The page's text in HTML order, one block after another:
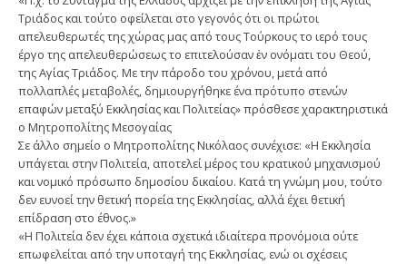
Τριάδος και τούτο οφείλεται στο γεγονός ότι οι πρώτοι
απελευθερωτές της χώρας μας από τους Τούρκους το ιερό τους
έργο της απελευθερώσεως το επιτελούσαν ἐν ονόματι του Θεού,
της Αγίας Τριάδος. Με την πάροδο του χρόνου, μετά από
πολλαπλές μεταβολές, δημιουργήθηκε ένα πρότυπο στενών
επαφών μεταξύ Εκκλησίας και Πολιτείας» πρόσθεσε χαρακτηριστικά
ο Μητροπολίτης Μεσογαίας
Σε άλλο σημείο ο Μητροπολίτης Νικόλαος συνέχισε: «Η Εκκλησία
υπάγεται στην Πολιτεία, αποτελεί μέρος του κρατικού μηχανισμού
και νομικό πρόσωπο δημοσίου δικαίου. Κατά τη γνώμη μου, τούτο
δεν ευνοεί την θετική πορεία της Εκκλησίας, αλλά έχει θετική
επίδραση στο έθνος.»
«Η Πολιτεία δεν έχει κάποια σχετικά ιδιαίτερα προνόμοια ούτε
επωφελείται από την υποταγή της Εκκλησίας, ενώ οι σχέσεις